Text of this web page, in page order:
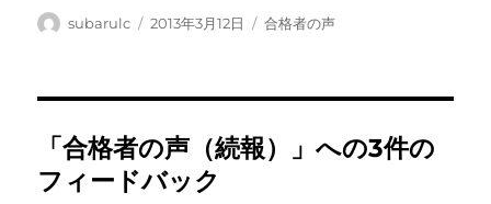
投
subarulc
投
2013年3月12日
カ
合格者の声
「合格者の声（続報）」への3件の
フィードバック